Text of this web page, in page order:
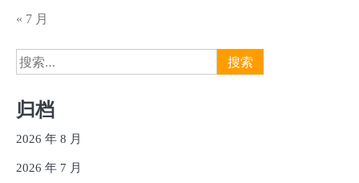
« 7 月
搜
索：
归档
2026 年 8 月
2026 年 7 月